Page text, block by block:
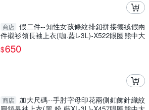
商店 假二件--知性女孩條紋排釦拼接德絨假兩
件襯衫領長袖上衣(咖.藍L-3L)-X522眼圈熊中大
尺碼
$650
商店
加大尺碼--手肘字母印花兩側釦飾針織紋